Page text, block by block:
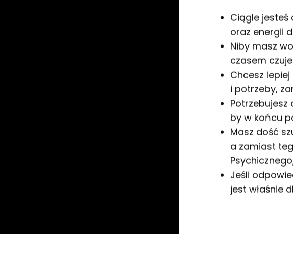
Ciągle jesteś
oraz energii
Niby masz
czasem
Chcesz
i potrzeby,
Potrzebujesz
by w końcu
Masz dość
a zamiast
Jeśli
jest właśnie